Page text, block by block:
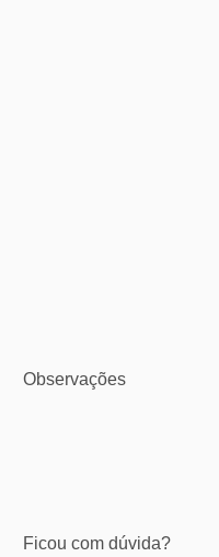
Observações
Ficou com dúvida?